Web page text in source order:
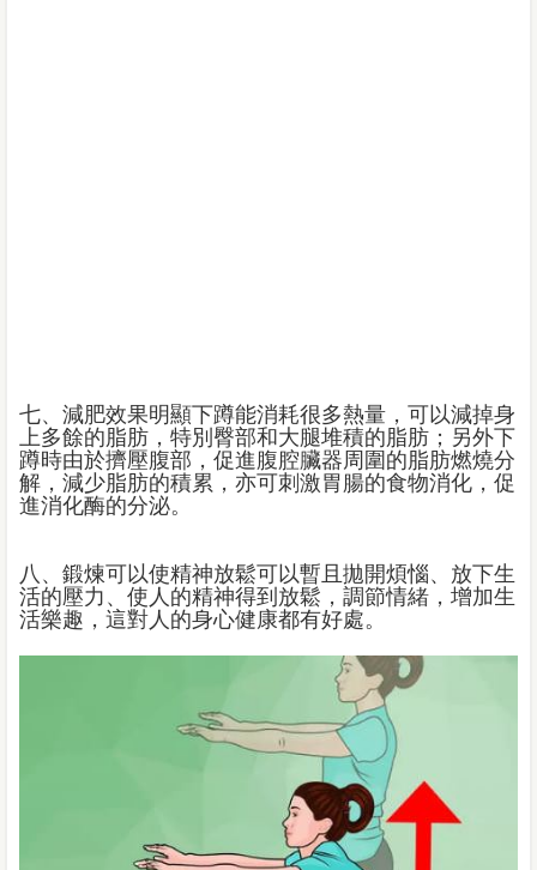
七、減肥效果明顯下蹲能消耗很多熱量，可以減掉身
上多餘的脂肪，特別臀部和大腿堆積的脂肪；另外下
蹲時由於擠壓腹部，促進腹腔臟器周圍的脂肪燃燒分
解，減少脂肪的積累，亦可刺激胃腸的食物消化，促
進消化酶的分泌。
八、鍛煉可以使精神放鬆可以暫且拋開煩惱、放下生
活的壓力、使人的精神得到放鬆，調節情緒，增加生
活樂趣，這對人的身心健康都有好處。